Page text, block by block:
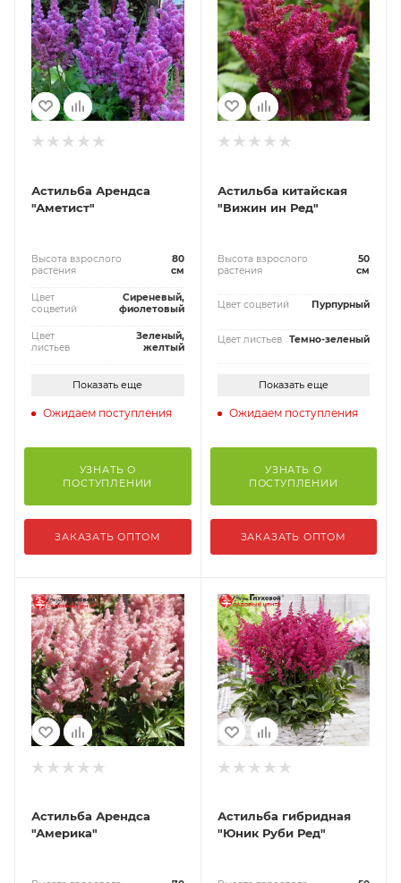
Астильба Арендса
"Аметист"
Высота взрослого
растения
80
см
Цвет
соцветий
Сиреневый,
фиолетовый
Цвет
листьев
Зеленый,
желтый
Показать еще
Ожидаем поступления
УЗНАТЬ О
ПОСТУПЛЕНИИ
ЗАКАЗАТЬ ОПТОМ
Астильба китайская
"Вижин ин Ред"
Высота взрослого
растения
50
см
Цвет соцветий Пурпурный
Цвет листьев Темно-зеленый
Показать еще
Ожидаем поступления
УЗНАТЬ О
ПОСТУПЛЕНИИ
ЗАКАЗАТЬ ОПТОМ
Астильба Арендса
"Америка"
Астильба гибридная
"Юник Руби Ред"